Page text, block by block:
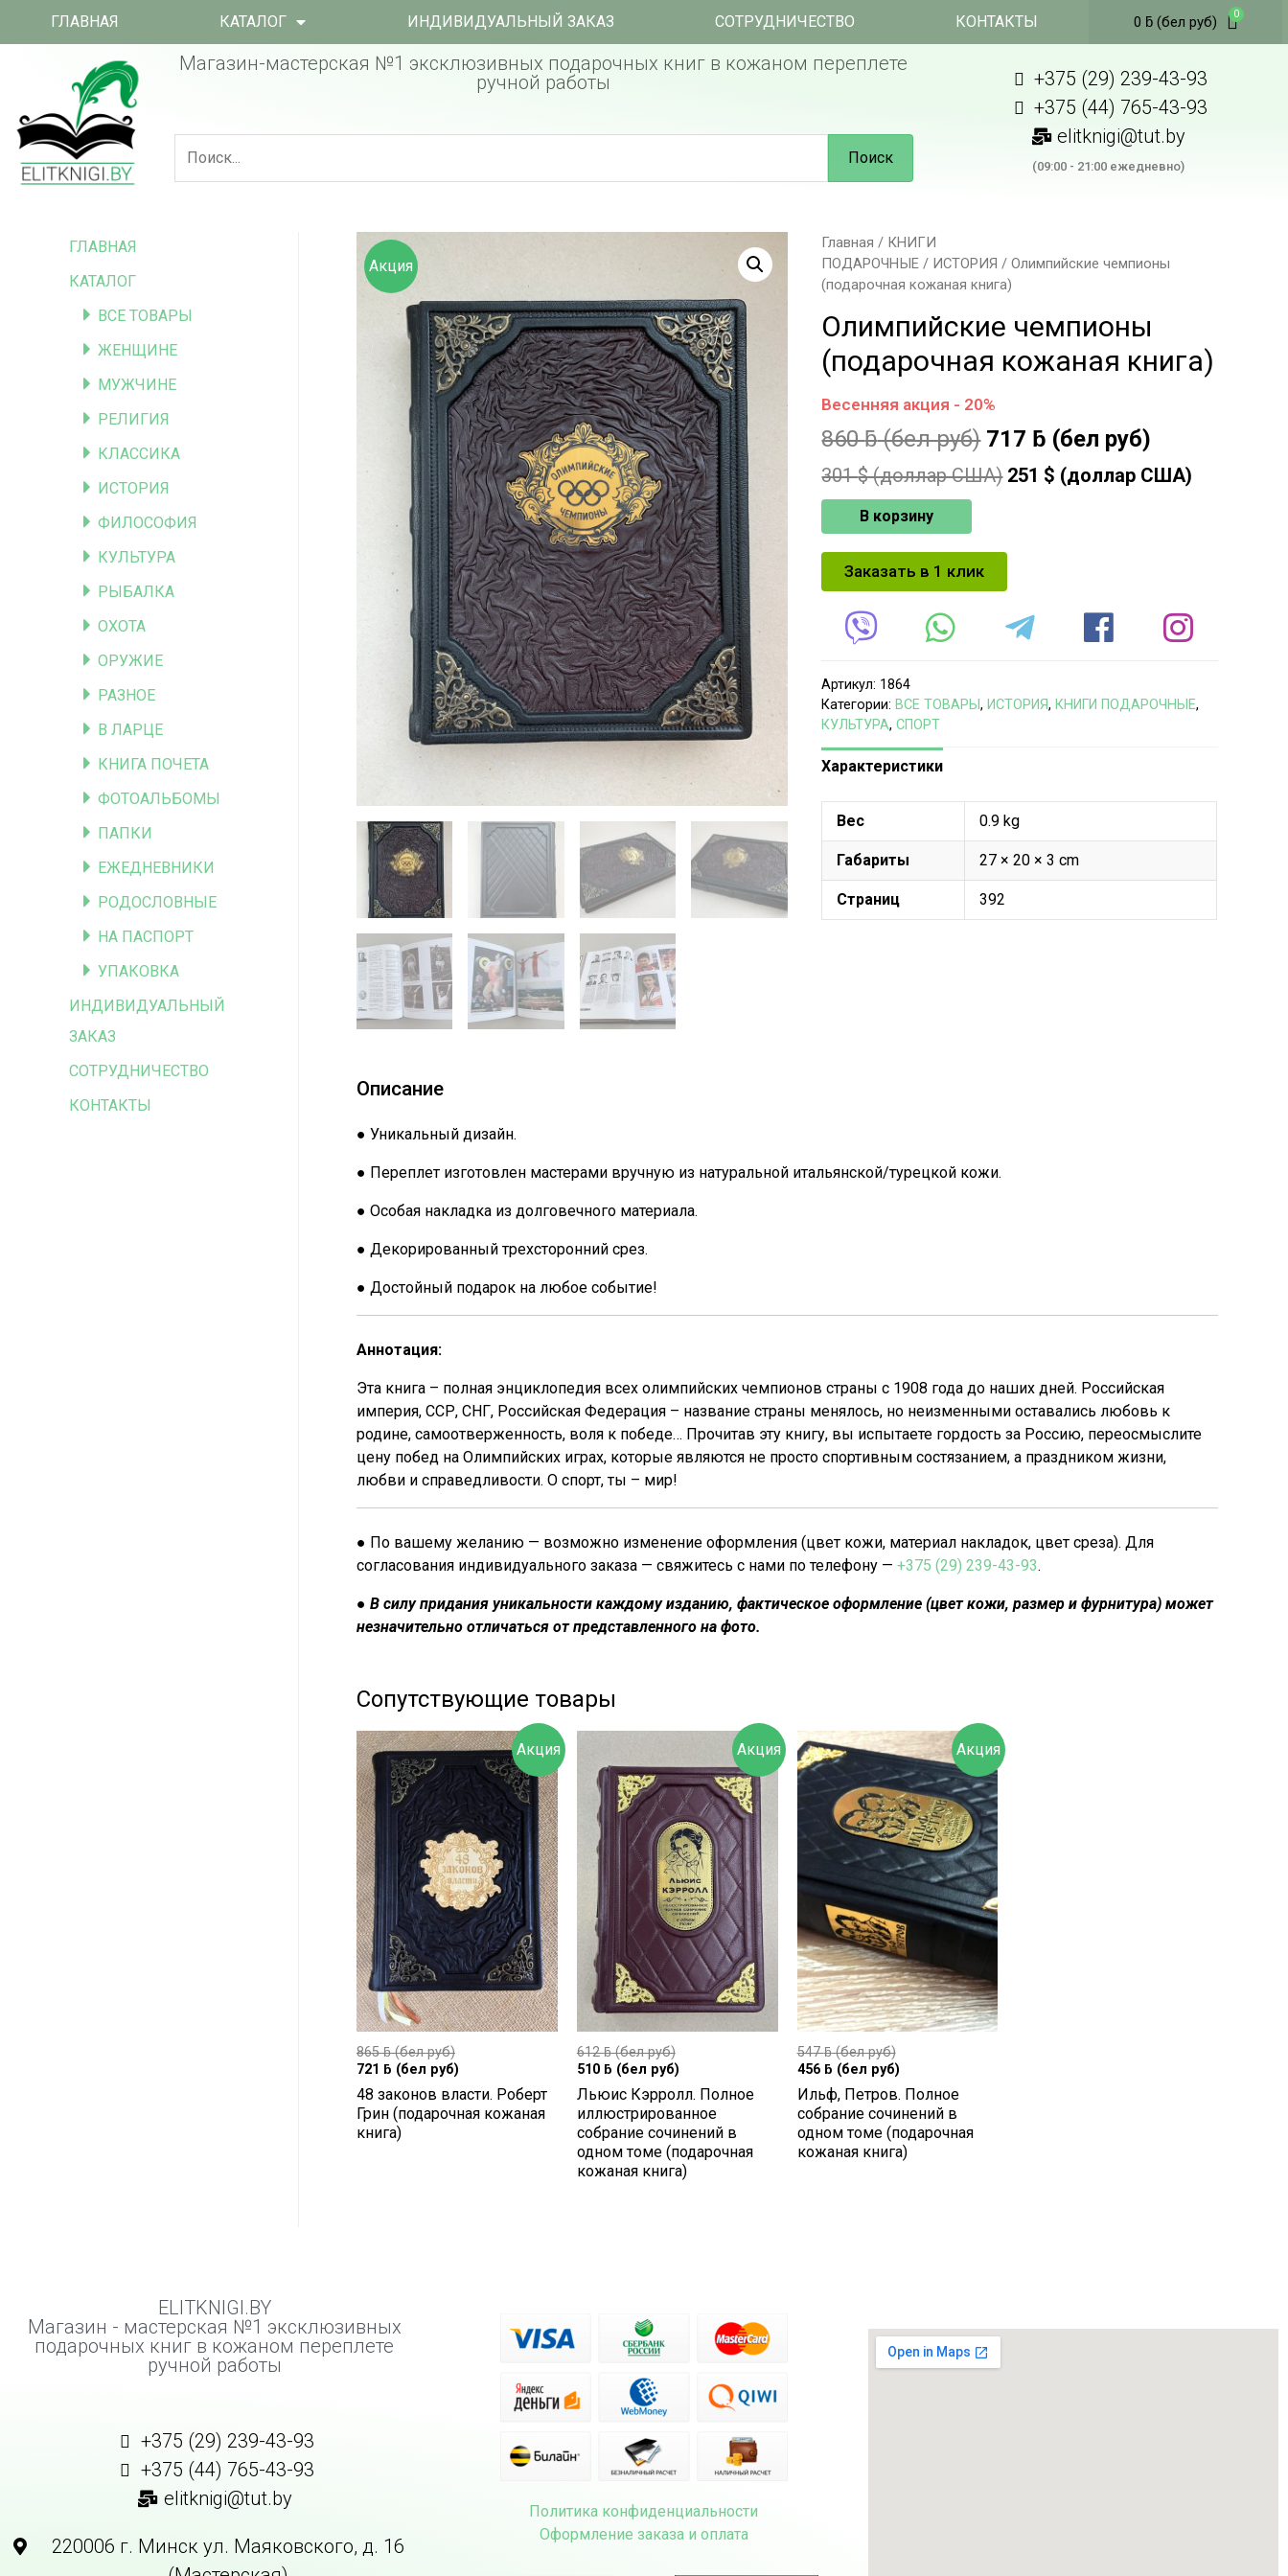
ГЛАВНАЯ КАТАЛОГ ИНДИВИДУАЛЬНЫЙ ЗАКАЗ СОТРУДНИЧЕСТВО КОНТАКТЫ 0 ƃ(бел руб)
Магазин-мастерская №1 эксклюзивных подарочных книг в кожаном переплете
ручной работы
Поиск
+375 (29) 239-43-93
+375 (44) 765-43-93
elitknigi@tut.by
(09:00 - 21:00 ежедневно)
ГЛАВНАЯ
КАТАЛОГ
ВСЕ ТОВАРЫ
ЖЕНЩИНЕ
МУЖЧИНЕ
РЕЛИГИЯ
КЛАССИКА
ИСТОРИЯ
ФИЛОСОФИЯ
КУЛЬТУРА
РЫБАЛКА
ОХОТА
ОРУЖИЕ
РАЗНОЕ
В ЛАРЦЕ
КНИГА ПОЧЕТА
ФОТОАЛЬБОМЫ
ПАПКИ
ЕЖЕДНЕВНИКИ
РОДОСЛОВНЫЕ
НА ПАСПОРТ
УПАКОВКА
ИНДИВИДУАЛЬНЫЙ
ЗАКАЗ
СОТРУДНИЧЕСТВО
КОНТАКТЫ
Акция
Главная / КНИГИ
ПОДАРОЧНЫЕ / ИСТОРИЯ / Олимпийские чемпионы
(подарочная кожаная книга)
Олимпийские чемпионы
(подарочная кожаная книга)
Весенняя акция - 20%
860ƃ(бел руб) 717 ƃ (бел руб)
301$ (доллар США) 251 $ (доллар США)
В корзину
Заказать в 1 клик
Артикул: 1864
Категории: ВСЕ ТОВАРЫ, ИСТОРИЯ, КНИГИ ПОДАРОЧНЫЕ,
КУЛЬТУРА,СПОРТ
Характеристики
Вес 0.9 kg
Габариты 27 × 20 × 3 cm
Страниц 392
Описание
● Уникальный дизайн.
● Переплет изготовлен мастерами вручную из натуральной итальянской/турецкой кожи.
● Особая накладка из долговечного материала.
● Декорированный трехсторонний срез.
● Достойный подарок на любое событие!
Аннотация:
Эта книга – полная энциклопедия всех олимпийских чемпионов страны с 1908 года до наших дней. Российская
империя, ССР, СНГ, Российская Федерация – название страны менялось, но неизменными оставались любовь к
родине, самоотверженность, воля к победе… Прочитав эту книгу, вы испытаете гордость за Россию, переосмыслите
цену побед на Олимпийских играх, которые являются не просто спортивным состязанием, а праздником жизни,
любви и справедливости. О спорт, ты – мир!
● По вашему желанию — возможно изменение оформления (цвет кожи, материал накладок, цвет среза). Для
согласования индивидуального заказа — свяжитесь с нами по телефону — +375 (29) 239-43-93.
● В силу придания уникальности каждому изданию, фактическое оформление (цвет кожи, размер и фурнитура) может
незначительно отличаться от представленного на фото.
Сопутствующие товары
Акция
865ƃ(бел руб)
721 ƃ (бел руб)
48 законов власти. Роберт
Грин (подарочная кожаная
книга)
Акция
612ƃ(бел руб)
510 ƃ (бел руб)
Льюис Кэрролл. Полное
иллюстрированное
собрание сочинений в
одном томе (подарочная
кожаная книга)
Акция
547ƃ(бел руб)
456 ƃ (бел руб)
Ильф, Петров. Полное
собрание сочинений в
одном томе (подарочная
кожаная книга)
ELITKNIGI.BY
Магазин - мастерская №1 эксклюзивных
подарочных книг в кожаном переплете
ручной работы
+375 (29) 239-43-93
+375 (44) 765-43-93
elitknigi@tut.by
220006 г. Минск ул. Маяковского, д. 16
Политика конфиденциальности
Оформление заказа и оплата